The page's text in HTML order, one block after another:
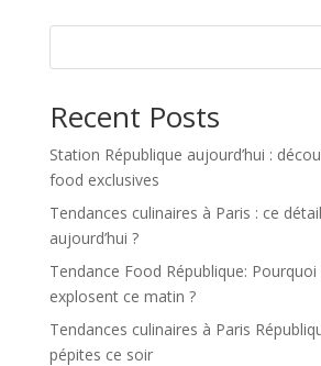
Recent Posts
Station République aujourd’hui :
food exclusives
Tendances culinaires à Paris : ce
aujourd’hui ?
Tendance Food République:
explosent ce matin ?
Tendances culinaires à Paris
pépites ce soir